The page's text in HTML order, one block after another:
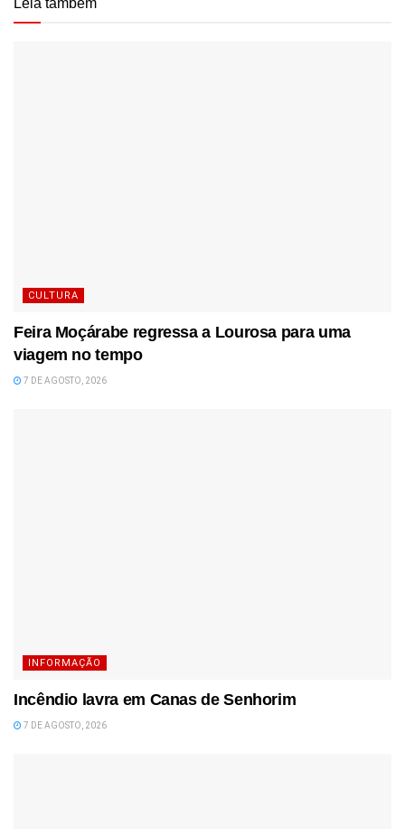
Leia também
CULTURA
Feira Moçárabe regressa a Lourosa para uma
viagem no tempo
7 DE AGOSTO, 2026
INFORMAÇÃO
Incêndio lavra em Canas de Senhorim
7 DE AGOSTO, 2026